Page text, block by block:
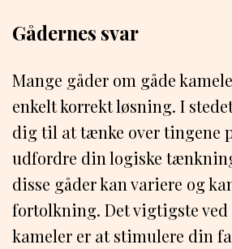
Gådernes svar
Mange gåder om gåde
enkelt korrekt løsning. I
dig til at tænke over tingene
udfordre din logiske
disse gåder kan variere og
fortolkning. Det vigtigste ved
kameler er at stimulere din